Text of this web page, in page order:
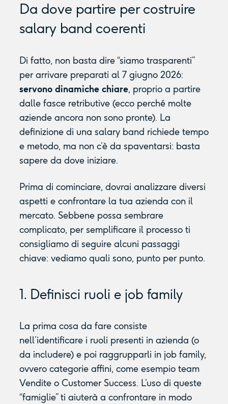
Da dove partire per costruire
salary band coerenti
Di fatto, non basta dire “siamo trasparenti”
per arrivare preparati al 7 giugno 2026:
servono dinamiche chiare, proprio a partire
dalle fasce retributive (ecco perché molte
aziende ancora non sono pronte). La
definizione di una salary band richiede tempo
e metodo, ma non c’è da spaventarsi: basta
sapere da dove iniziare.
Prima di cominciare, dovrai analizzare diversi
aspetti e confrontare la tua azienda con il
mercato. Sebbene possa sembrare
complicato, per semplificare il processo ti
consigliamo di seguire alcuni passaggi
chiave: vediamo quali sono, punto per punto.
1. Definisci ruoli e job family
La prima cosa da fare consiste
nell’identificare i ruoli presenti in azienda (o
da includere) e poi raggrupparli in job family,
ovvero categorie affini, come esempio team
Vendite o Customer Success. L’uso di queste
“famiglie” ti aiuterà a confrontare in modo